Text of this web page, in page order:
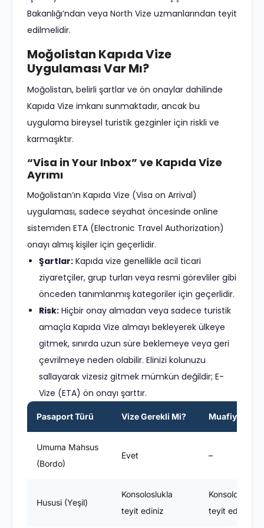
Bakanlığı’ndan veya North Vize uzmanlarından teyit
edilmelidir.
Moğolistan Kapıda Vize
Uygulaması Var Mı?
Moğolistan, belirli şartlar ve ön onaylar dahilinde
Kapıda Vize imkanı sunmaktadır, ancak bu
uygulama bireysel turistik gezginler için riskli ve
karmaşıktır.
“Visa in Your Inbox” ve Kapıda Vize
Ayrımı
Moğolistan’ın Kapıda Vize (Visa on Arrival)
uygulaması, sadece seyahat öncesinde online
sistemden ETA (Electronic Travel Authorization)
onayı almış kişiler için geçerlidir.
Şartlar: Kapıda vize genellikle acil ticari
ziyaretçiler, grup turları veya resmi görevliler gibi
önceden tanımlanmış kategoriler için geçerlidir.
Risk: Hiçbir onay almadan veya sadece turistik
amaçla Kapıda Vize almayı bekleyerek ülkeye
gitmek, sınırda uzun süre beklemeye veya geri
çevrilmeye neden olabilir. Elinizi kolunuzu
sallayarak vizesiz gitmek mümkün değildir; E-
Vize (ETA) ön onayı şarttır.
Pasaport Türü Vize Gerekli Mi? Muafiyet
Umuma Mahsus
(Bordo)
Evet –
Hususi (Yeşil)
Konsoloslukla
teyit ediniz
Konsoloslukla
teyit ediniz